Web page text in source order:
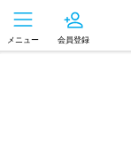
メニュー 会員登録